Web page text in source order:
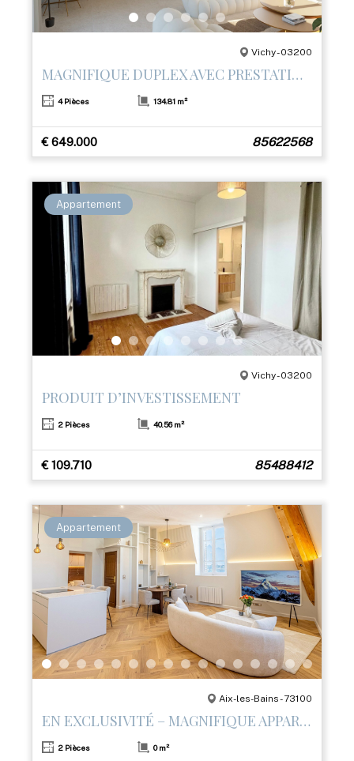
Vichy - 03200
MAGNIFIQUE DUPLEX AVEC PRESTATIONS HAUT DE GAMME ET TERRASSE– CŒUR DE VICHY
4 Pièces 134.81 m²
€ 649.000 85622568
Appartement
Vichy - 03200
PRODUIT D’INVESTISSEMENT
2 Pièces 40.56 m²
€ 109.710 85488412
Appartement
Aix-les-Bains - 73100
EN EXCLUSIVITÉ – MAGNIFIQUE APPARTEMENT T2 RÉNOVÉ AVEC PRESTATIONS HAUT DE GAMME
2 Pièces 0 m²